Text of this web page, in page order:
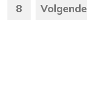
8 Volgende